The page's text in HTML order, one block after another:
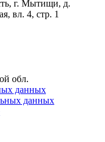
г. Мытищи, д.
вл. 4, стр. 1
обл.
данных
данных